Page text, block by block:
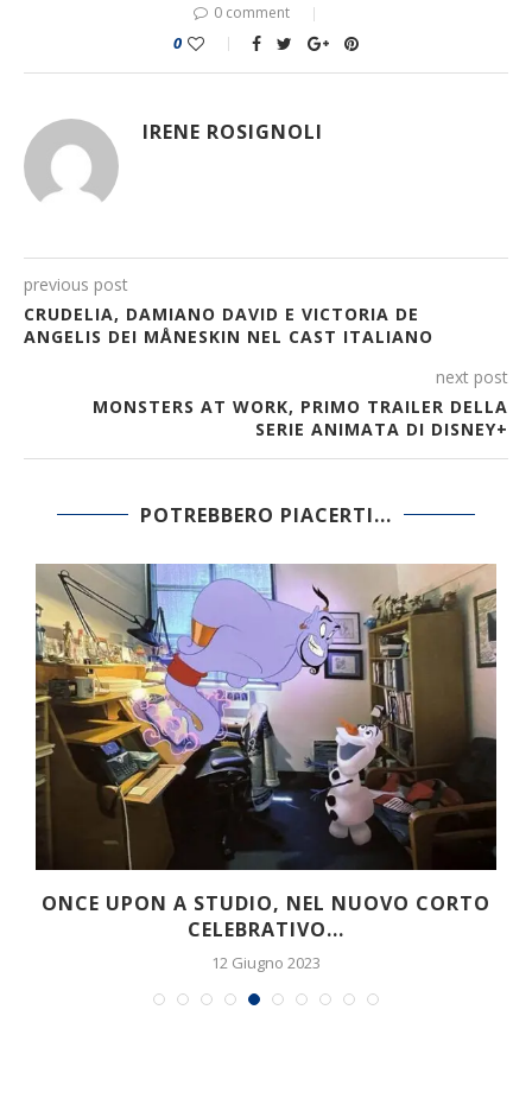
0 comment
0
IRENE ROSIGNOLI
previous post
CRUDELIA, DAMIANO DAVID E VICTORIA DE
ANGELIS DEI MÅNESKIN NEL CAST ITALIANO
next post
MONSTERS AT WORK, PRIMO TRAILER DELLA
SERIE ANIMATA DI DISNEY+
POTREBBERO PIACERTI...
ONCE UPON A STUDIO, NEL NUOVO CORTO
CELEBRATIVO...
12 Giugno 2023